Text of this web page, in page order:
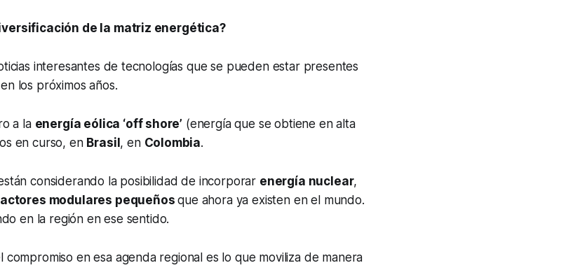
de la matriz energética?
interesantes de tecnologías que se pueden estar presentes
los próximos años.
a la energía eólica ‘off shore’ (energía que se obtiene en alta
en curso, en Brasil, en Colombia.
considerando la posibilidad de incorporar energía nuclear,
modulares pequeñosque ahora ya existen en el mundo.
en la región en ese sentido.
compromiso en esa agenda regional es lo que moviliza de manera